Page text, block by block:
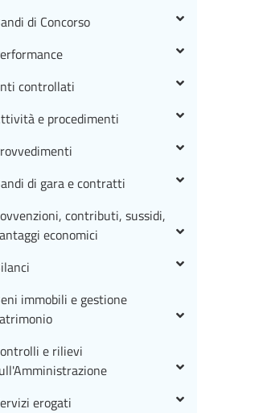
di Concorso
controllati
e procedimenti
di gara e contratti
contributi, sussidi,
economici
immobili e gestione
e rilievi
erogati